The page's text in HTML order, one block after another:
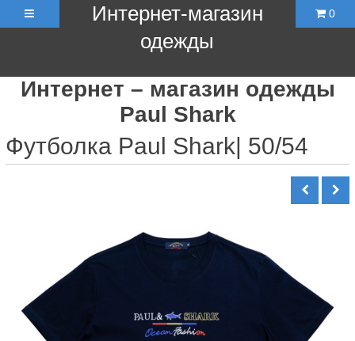
Интернет-магазин
одежды
0
Интернет – магазин одежды
Paul Shark
Футболка Paul Shark| 50/54